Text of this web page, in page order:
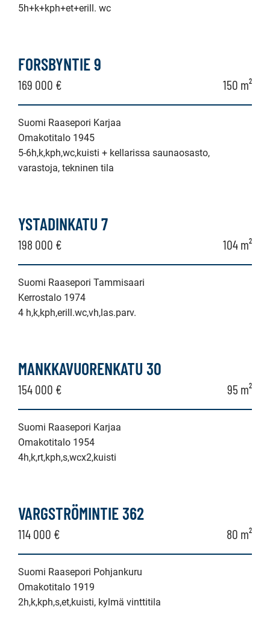
5h+k+kph+et+erill. wc
FORSBYNTIE 9
169 000 € 150 m²
Suomi Raasepori Karjaa
Omakotitalo 1945
5-6h,k,kph,wc,kuisti + kellarissa saunaosasto,
varastoja, tekninen tila
YSTADINKATU 7
198 000 € 104 m²
Suomi Raasepori Tammisaari
Kerrostalo 1974
4 h,k,kph,erill.wc,vh,las.parv.
MANKKAVUORENKATU 30
154 000 € 95 m²
Suomi Raasepori Karjaa
Omakotitalo 1954
4h,k,rt,kph,s,wcx2,kuisti
VARGSTRÖMINTIE 362
114 000 € 80 m²
Suomi Raasepori Pohjankuru
Omakotitalo 1919
2h,k,kph,s,et,kuisti, kylmä vinttitila